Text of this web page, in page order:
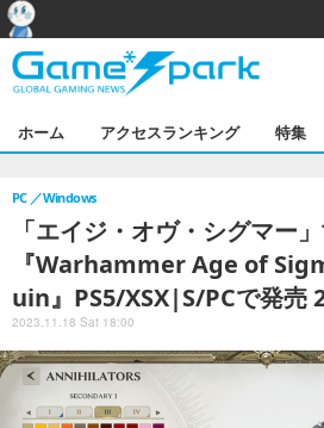
ホーム アクセスランキング 特集
「エイジ・オヴ・シグマー
『Warhammer Age of
uin』PS5/XSX|S/PCで発売
PC Windows
2023.11.18 Sat 18:00